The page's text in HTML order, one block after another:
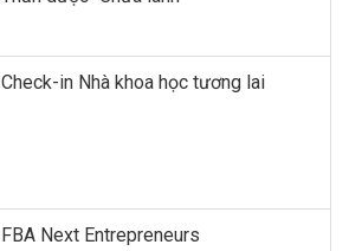
Check-in Nhà khoa học tương lai
FBA Next Entrepreneurs